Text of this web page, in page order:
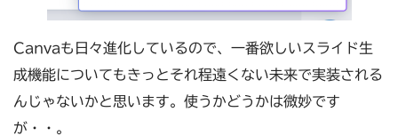
Canvaも日々進化しているので、一番欲しいスライド生
成機能についてもきっとそれ程遠くない未来で実装される
んじゃないかと思います。使うかどうかは微妙です
が・・。